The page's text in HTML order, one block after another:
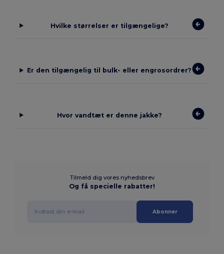
Hvilke størrelser er tilgængelige?
Er den tilgængelig til bulk- eller engrosordrer?
Hvor vandtæt er denne jakke?
Tilmeld dig vores nyhedsbrev
Og få specielle rabatter!
Abonner